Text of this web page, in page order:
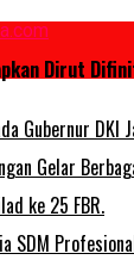
Dirut
Gubernur DKI
Gelar
ke 25 FBR.
SDM